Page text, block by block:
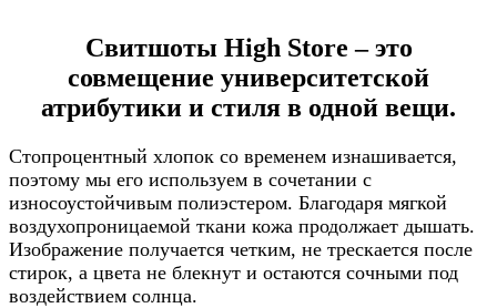
Свитшоты High Store – это
совмещение университетской
атрибутики и стиля в одной вещи.
Стопроцентный хлопок со временем изнашивается,
поэтому мы его используем в сочетании с
износоустойчивым полиэстером. Благодаря мягкой
воздухопроницаемой ткани кожа продолжает дышать.
Изображение получается четким, не трескается после
стирок, а цвета не блекнут и остаются сочными под
воздействием солнца.